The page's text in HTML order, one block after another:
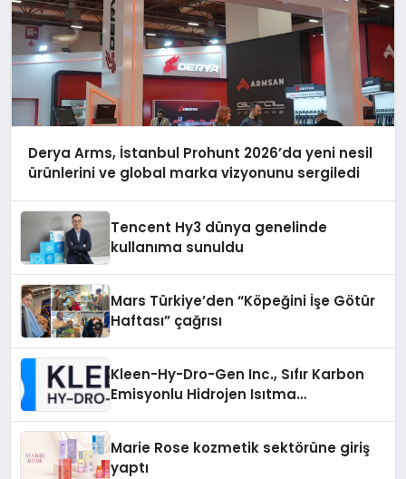
Derya Arms, İstanbul Prohunt 2026’da yeni nesil
ürünlerini ve global marka vizyonunu sergiledi
Tencent Hy3 dünya genelinde
kullanıma sunuldu
Mars Türkiye’den “Köpeğini İşe Götür
Haftası” çağrısı
Kleen-Hy-Dro-Gen Inc., Sıfır Karbon
Emisyonlu Hidrojen Isıtma
Marie Rose kozmetik sektörüne giriş
yaptı